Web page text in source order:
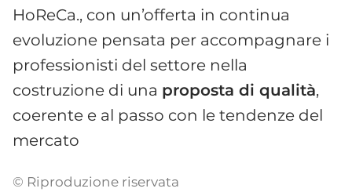
HoReCa., con un’offerta in continua
evoluzione pensata per accompagnare i
professionisti del settore nella
costruzione di una proposta di qualità,
coerente e al passo con le tendenze del
mercato
© Riproduzione riservata